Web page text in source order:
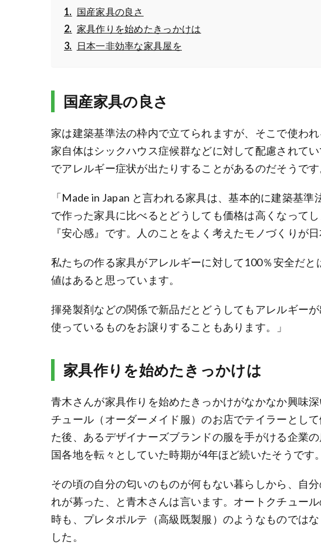
国産家具の良さ
家具作りを始めたきっかけは
日本一非効率な家具屋を
国産家具の良さ
家は建築基準法の枠内で立てられますが、そこで使わ
家自体はシックハウス症候群などに対して配慮されて
でアレルギー症状が出たりすることがあるのだそうです
「Made in Japan と言われる家具は、基本的に建築基
で作った家具に比べるとどうしても価格は高くなって
『安心感』です。人のことをよく考えたモノづくりが
私たちの作る家具がアレルギーに対して100％安全だ
値はあると思っています。
揮発製剤などの関係で新品だとどうしてもアレルギー
使っているものをお譲りすることもあります。」
家具作りを始めたきっかけは
青木さんが家具作りを始めたきっかけがなかなか興味
チュール（オーダーメイド服）のお店でテイラーとし
た後、あるデザイナーズブランドの服を手がける企業
国各地を転々としていた時期が4年ほど続いたそうです。
その頃の自分の匂いのものが何もない暮らしから、自
れが募った、と青木さんは言います。オートクチュー
時も、プレタポルテ（高級既製服）のようなものでは
した。